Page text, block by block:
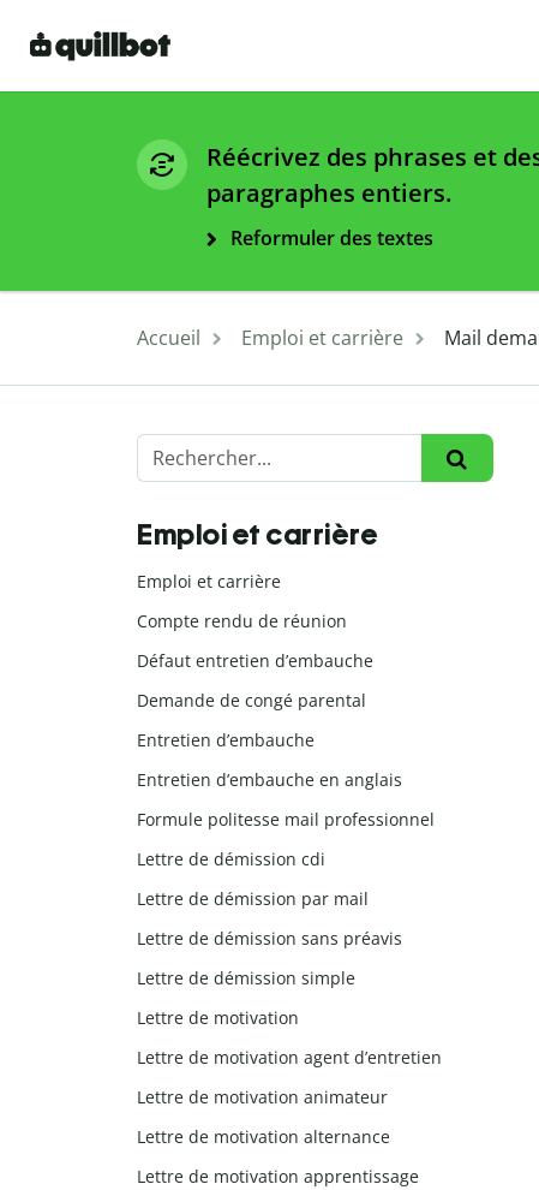
Réécrivez des phrases et
paragraphes entiers.
Reformuler des textes
Accueil Emploi et carrière Mail
Emploi et carrière
Emploi et carrière
Compte rendu de réunion
Défaut entretien d’embauche
Demande de congé parental
Entretien d’embauche
Entretien d’embauche en anglais
Formule politesse mail professionnel
Lettre de démission cdi
Lettre de démission par mail
Lettre de démission sans préavis
Lettre de démission simple
Lettre de motivation
Lettre de motivation agent d’entretien
Lettre de motivation animateur
Lettre de motivation alternance
Lettre de motivation apprentissage